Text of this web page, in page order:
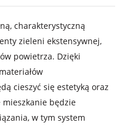
charakterystyczną
zieleni ekstensywnej,
powietrza. Dzięki
cieszyć się estetyką oraz
będzie
w tym system